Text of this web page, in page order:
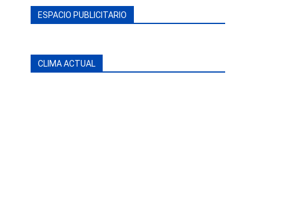
ESPACIO PUBLICITARIO
CLIMA ACTUAL